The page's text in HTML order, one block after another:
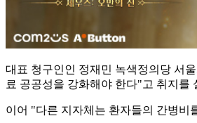
대표 청구인인 정재민 녹색정의당 서
료 공공성을 강화해야 한다"고 취지를
이어 "다른 지자체는 환자들의 간병비